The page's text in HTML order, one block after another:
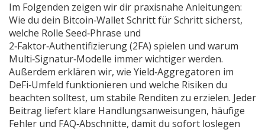
Im Folgenden zeigen wir dir praxisnahe Anleitungen:
Wie du dein Bitcoin‑Wallet Schritt für Schritt sicherst,
welche Rolle Seed‑Phrase und
2‑Faktor‑Authentifizierung (2FA) spielen und warum
Multi‑Signatur‑Modelle immer wichtiger werden.
Außerdem erklären wir, wie Yield‑Aggregatoren im
DeFi‑Umfeld funktionieren und welche Risiken du
beachten solltest, um stabile Renditen zu erzielen. Jeder
Beitrag liefert klare Handlungsanweisungen, häufige
Fehler und FAQ‑Abschnitte, damit du sofort loslegen